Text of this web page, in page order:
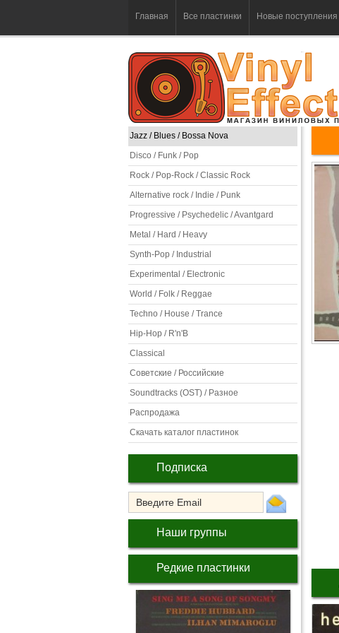
Главная Все пластинки Новые поступления
Jazz / Blues / Bossa Nova
Disco / Funk / Pop
Rock / Pop-Rock / Classic Rock
Alternative rock / Indie / Punk
Progressive / Psychedelic / Avantgard
Metal / Hard / Heavy
Synth-Pop / Industrial
Experimental / Electronic
World / Folk / Reggae
Techno / House / Trance
Hip-Hop / R'n'B
Classical
Советские / Российские
Soundtracks (OST) / Разное
Распродажа
Скачать каталог пластинок
Подписка
Наши группы
Редкие пластинки